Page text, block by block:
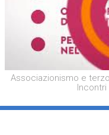
Associazionismo e
Incontri